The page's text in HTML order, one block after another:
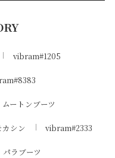
vibram#1205
ムートンブーツ
カシン vibram#2333
パラブーツ